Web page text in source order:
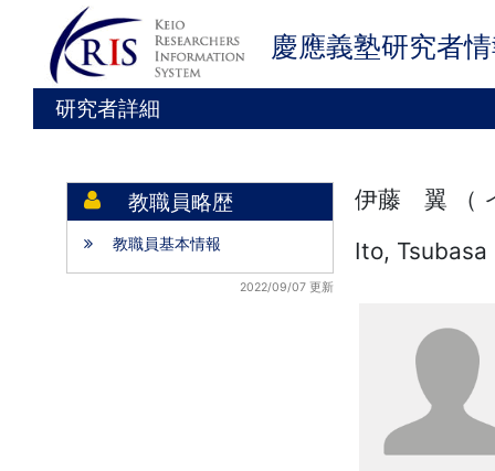
慶應義塾研究者
研究者詳細
教職員略歴
教職員基本情報
2022/09/07 更新
伊藤 翼 （
Ito, Tsubasa